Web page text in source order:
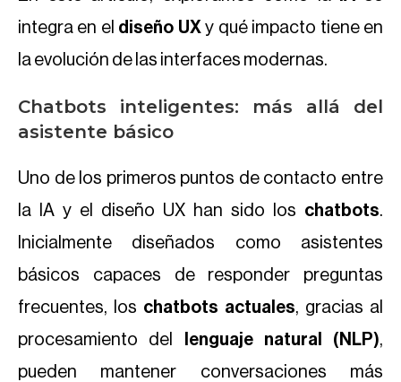
integra en el diseño UXy qué impacto tiene en
la evolución de las interfaces modernas.
Chatbots inteligentes: más allá del
asistente básico
Uno de los primeros puntos de contacto entre
la IA y el diseño UX han sido los chatbots.
Inicialmente diseñados como asistentes
básicos capaces de responder preguntas
frecuentes, los chatbots actuales, gracias al
procesamiento del
lenguaje natural (NLP),
pueden mantener conversaciones más